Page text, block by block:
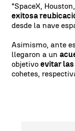
"SpaceX,
exitosa
desde la nave
Asimismo, ante
llegaron a un
objetivo evitar
cohetes,